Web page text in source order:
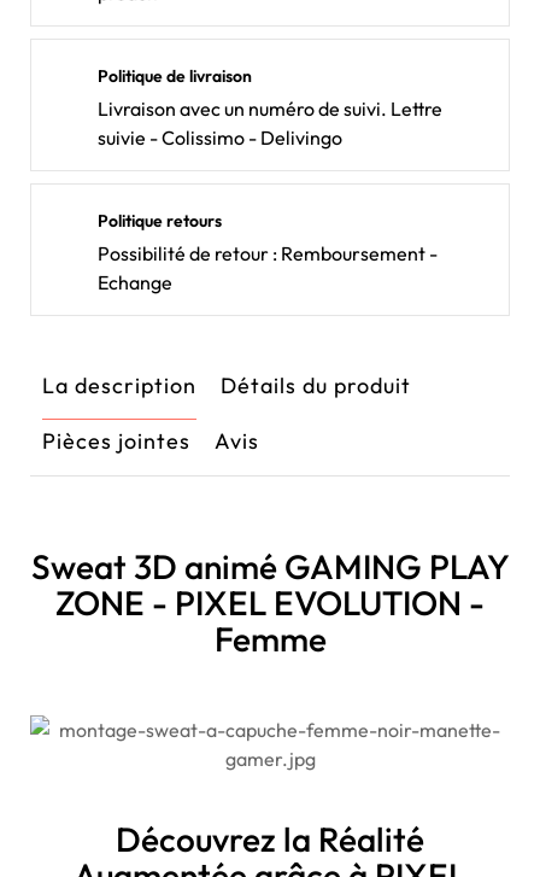
Politique de livraison
Livraison avec un numéro de suivi. Lettre
suivie - Colissimo - Delivingo
Politique retours
Possibilité de retour : Remboursement -
Echange
La description
Détails du produit
Pièces jointes
Avis
Sweat 3D animé GAMING PLAY
ZONE - PIXEL EVOLUTION -
Femme
Découvrez la Réalité